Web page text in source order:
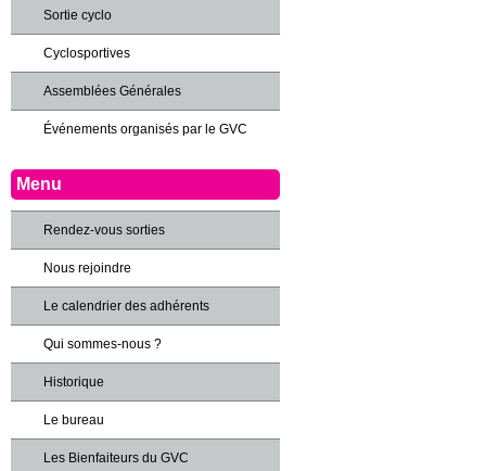
Sortie cyclo
Cyclosportives
Assemblées Générales
Événements organisés par le GVC
Menu
Rendez-vous sorties
Nous rejoindre
Le calendrier des adhérents
Qui sommes-nous ?
Historique
Le bureau
Les Bienfaiteurs du GVC